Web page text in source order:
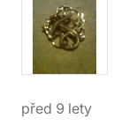
před 9 lety